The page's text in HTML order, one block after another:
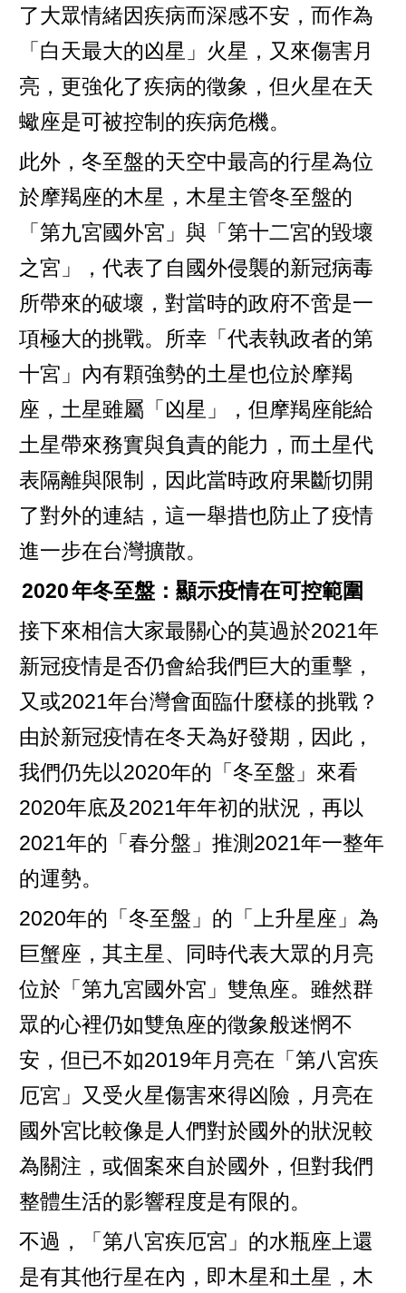
了大眾情緒因疾病而深感不安，而作為
「白天最大的凶星」火星，又來傷害月
亮，更強化了疾病的徵象，但火星在天
蠍座是可被控制的疾病危機。
此外，冬至盤的天空中最高的行星為位
於摩羯座的木星，木星主管冬至盤的
「第九宮國外宮」與「第十二宮的毀壞
之宮」，代表了自國外侵襲的新冠病毒
所帶來的破壞，對當時的政府不啻是一
項極大的挑戰。所幸「代表執政者的第
十宮」內有顆強勢的土星也位於摩羯
座，土星雖屬「凶星」，但摩羯座能給
土星帶來務實與負責的能力，而土星代
表隔離與限制，因此當時政府果斷切開
了對外的連結，這一舉措也防止了疫情
進一步在台灣擴散。
2020年冬至盤：顯示疫情在可控範圍
接下來相信大家最關心的莫過於2021年
新冠疫情是否仍會給我們巨大的重擊，
又或2021年台灣會面臨什麼樣的挑戰？
由於新冠疫情在冬天為好發期，因此，
我們仍先以2020年的「冬至盤」來看
2020年底及2021年年初的狀況，再以
2021年的「春分盤」推測2021年一整年
的運勢。
2020年的「冬至盤」的「上升星座」為
巨蟹座，其主星、同時代表大眾的月亮
位於「第九宮國外宮」雙魚座。雖然群
眾的心裡仍如雙魚座的徵象般迷惘不
安，但已不如2019年月亮在「第八宮疾
厄宮」又受火星傷害來得凶險，月亮在
國外宮比較像是人們對於國外的狀況較
為關注，或個案來自於國外，但對我們
整體生活的影響程度是有限的。
不過，「第八宮疾厄宮」的水瓶座上還
是有其他行星在內，即木星和土星，木